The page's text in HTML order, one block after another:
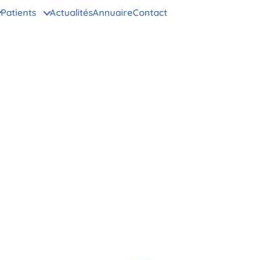
Patients ActualitésAnnuaireContact